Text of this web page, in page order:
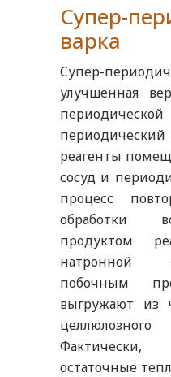
Супер-
варка
Супер-
улучшенная
периодический
реагенты
сосуд и
процесс
обработки
продуктом
натронной
побочным
выгружают из
остаточные